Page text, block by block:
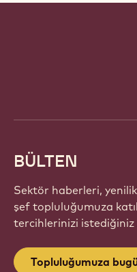
BÜLTEN
Sektör haberleri,
şef topluluğumuza
tercihlerinizi
Topluluğumuza